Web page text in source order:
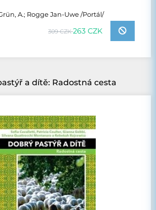
A.; Rogge Jan-Uwe /Portál/
309 CZK263 CZK
a dítě: Radostná cesta